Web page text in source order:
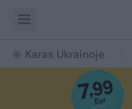
Karas Ukrainoje